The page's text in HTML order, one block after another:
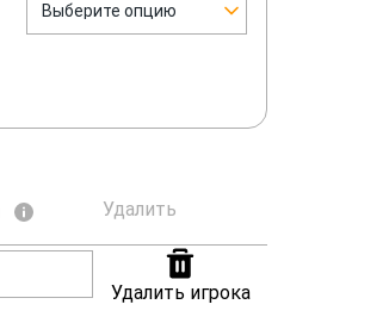
Выберите опцию
Удалить
Удалить игрока